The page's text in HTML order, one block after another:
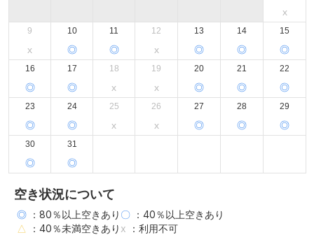
x
9
x
10
◎
11
◎
12
x
13
◎
14
◎
15
◎
16
◎
17
◎
18
x
19
x
20
◎
21
◎
22
◎
23
◎
24
◎
25
x
26
x
27
◎
28
◎
29
◎
30
◎
31
◎
空き状況について
◎ ：80％以上空きあり 〇 ：40％以上空きあり
△
：40％未満空きあり x ：利用不可